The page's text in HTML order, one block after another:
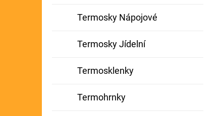
Termosky Nápojové
Termosky Jídelní
Termosklenky
Termohrnky